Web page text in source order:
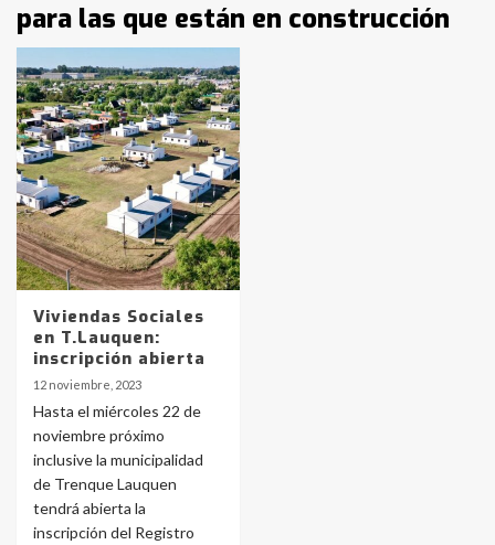
para las que están en construcción
Viviendas Sociales
en T.Lauquen:
inscripción abierta
12 noviembre, 2023
Hasta el miércoles 22 de
noviembre próximo
inclusive la municipalidad
de Trenque Lauquen
tendrá abierta la
inscripción del Registro
3
Identidad de los adolescentes
pampeanos que fueron
protagonistas del fatal accidente
en la mañana del lunes
4
Accidente en Ruta 5: falleció un
joven de Trenque Lauquen
5
Los precios de los combustibles en
entre 857 a 1338 pesos
La Bolsa de Cereales de Bahía
Blanca anticipa que Agosto vendrá
con lluvias y heladas, en gran parte